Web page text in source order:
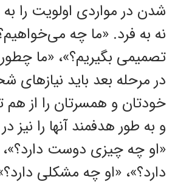
شدن در مواردی اولویت را
نه به فرد. «ما چه
تصمیمی بگیریم؟»، «ما چطور
در مرحله بعد باید
خودتان و همسرتان را از هم
و به طور هدفمند آنها را نیز
«او چه چیزی دوست دارد؟»،
دارد؟»، «او چه مشکلی